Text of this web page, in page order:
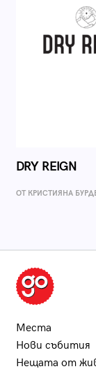
DRY REIGN
ОТ КРИСТИЯНА
Места
Нови събития
Нещата от